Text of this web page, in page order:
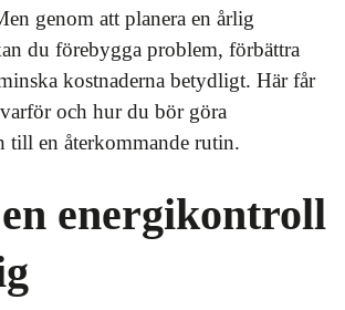
genom att planera en årlig
du förebygga problem, förbättra
kostnaderna betydligt. Här får
och hur du bör göra
till en återkommande rutin.
energikontroll